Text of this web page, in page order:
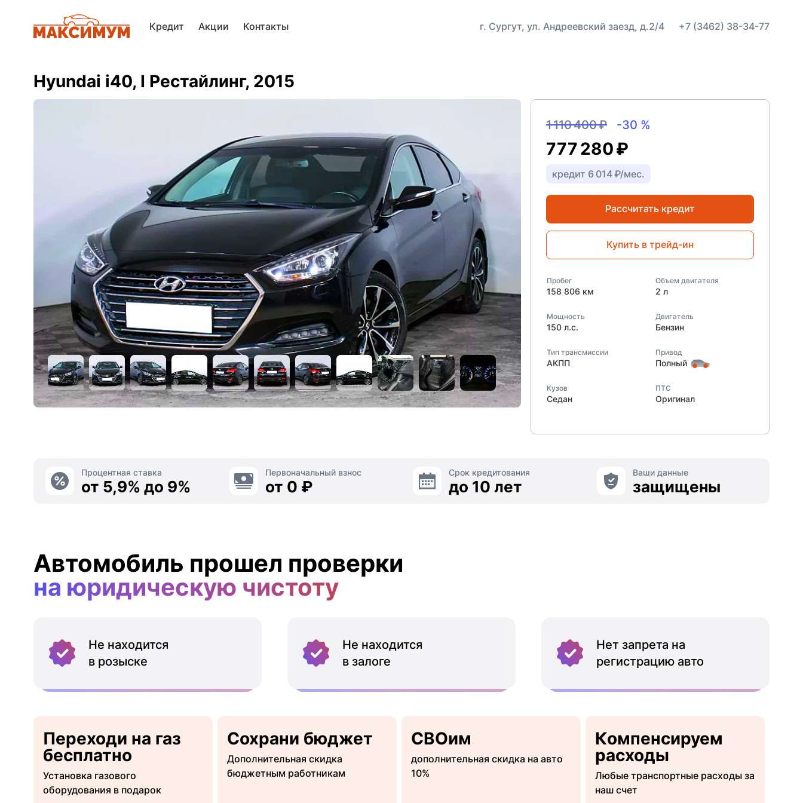
Кредит Акции Контакты г. Сургут, ул. Андреевский заезд, д.2/4 +7 (3462) 38-34-77
Hyundai i40, I Рестайлинг, 2015
1 110 400 ₽ -30 %
777 280 ₽
кредит 6 014 ₽/мес.
Рассчитать кредит
Купить в трейд-ин
Пробег
158 806 км
Объем двигателя
2 л
Мощность
150 л.с.
Двигатель
Бензин
Тип трансмиссии
АКПП
Привод
Полный
Кузов
Седан
ПТС
Оригинал
Процентная ставка
от 5,9% до 9%
Первоначальный взнос
от 0 ₽
Срок кредитования
до 10 лет
Ваши данные
защищены
Автомобиль прошел проверки
на юридическую чистоту
Не находится
в розыске
Не находится
в залоге
Нет запрета на
регистрацию авто
Переходи на газ
бесплатно
Установка газового
оборудования в подарок
Сохрани бюджет
Дополнительная скидка
бюджетным работникам
СВОим
дополнительная скидка на авто
10%
Компенсируем
расходы
Любые транспортные расходы за
наш счет